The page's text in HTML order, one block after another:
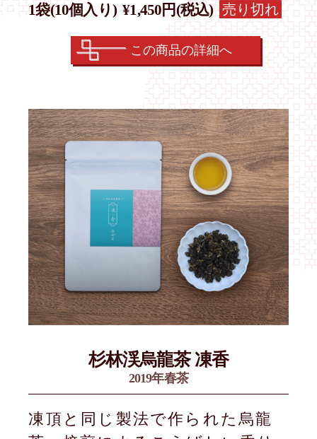
1袋(10個入り) ¥1,450円(税込) 売り切れ
この商品の詳細へ
杉林渓烏龍茶 凍香
2019年春茶
凍頂と同じ製法で作られた烏龍